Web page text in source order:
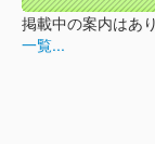
掲載中の案内はあ
一覧...